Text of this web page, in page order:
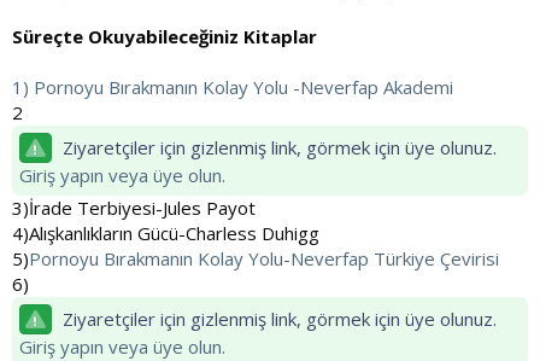
Süreçte Okuyabileceğiniz Kitaplar
1) Pornoyu Bırakmanın Kolay Yolu -Neverfap Akademi
2
Ziyaretçiler için gizlenmiş link, görmek için üye olunuz.
Giriş yapın veya üye olun.
3)İrade Terbiyesi-Jules Payot
4)Alışkanlıkların Gücü-Charless Duhigg
5)Pornoyu Bırakmanın Kolay Yolu-Neverfap Türkiye Çevirisi
6)
Ziyaretçiler için gizlenmiş link, görmek için üye olunuz.
Giriş yapın veya üye olun.